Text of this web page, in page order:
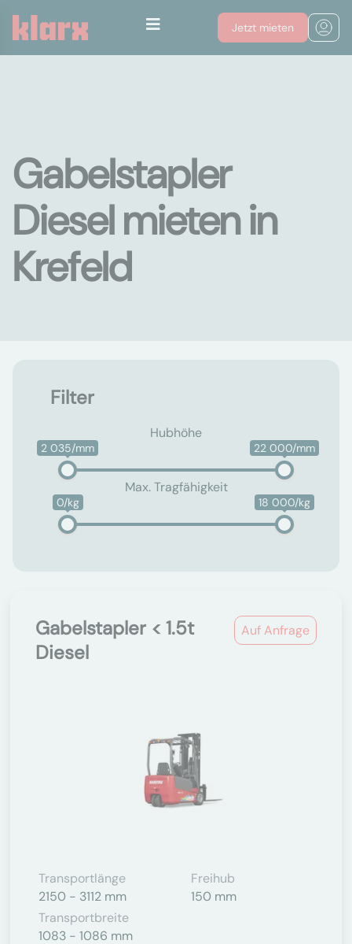
Jetzt mieten
Gabelstapler
Diesel mieten in
Krefeld
Filter
Hubhöhe
2 035/mm 22 000/mm
Max. Tragfähigkeit
0/kg 18 000/kg
Auf Anfrage
Gabelstapler < 1.5t
Diesel
Transportlänge
2150 - 3112 mm
Freihub
150 mm
Transportbreite
1083 - 1086 mm